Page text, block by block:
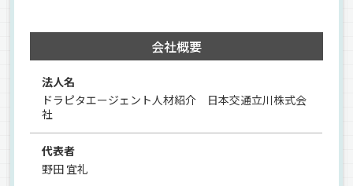
会社概要
法人名
ドラピタエージェント人材紹介 日本交通立川株式会
社
代表者
野田 宜礼